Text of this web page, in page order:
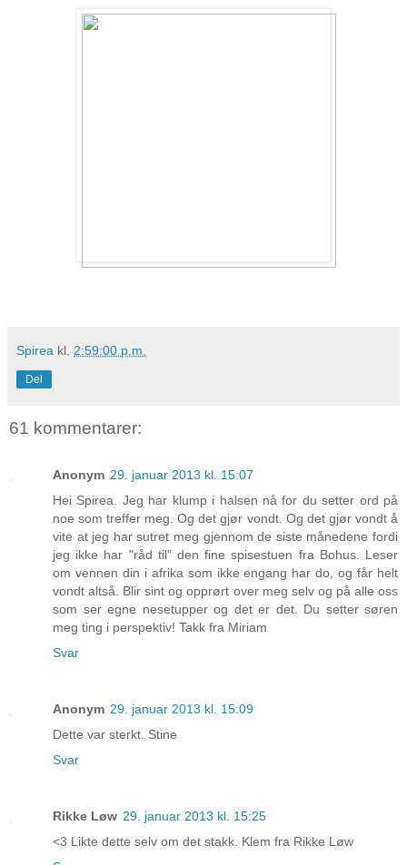
Spirea kl. 2:59:00 p.m.
Del
61 kommentarer:
Anonym 29. januar 2013 kl. 15:07
Hei Spirea. Jeg har klump i halsen nå for du setter ord på
noe som treffer meg. Og det gjør vondt. Og det gjør vondt å
vite at jeg har sutret meg gjennom de siste månedene fordi
jeg ikke har "råd til" den fine spisestuen fra Bohus. Leser
om vennen din i afrika som ikke engang har do, og får helt
vondt altså. Blir sint og opprørt over meg selv og på alle oss
som ser egne nesetupper og det er det. Du setter søren
meg ting i perspektiv! Takk fra Miriam
Svar
Anonym 29. januar 2013 kl. 15:09
Dette var sterkt. Stine
Svar
Rikke Løw 29. januar 2013 kl. 15:25
<3 Likte dette selv om det stakk. Klem fra Rikke Løw